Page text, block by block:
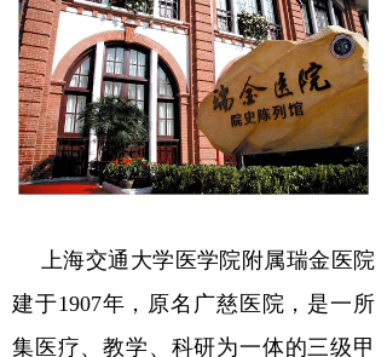
上海交通大学医学院附属瑞金医院
建于1907年，原名广慈医院，是一所
集医疗、教学、科研为一体的三级甲